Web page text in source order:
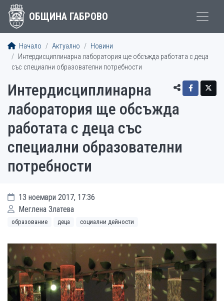
ОБЩИНА ГАБРОВО
Начало Актуално
Новини
Интердисциплинарна лаборатория ще обсъжда работата с деца
със специални образователни потребности
Интердисциплинарна
лаборатория ще обсъжда
работата с деца със
специални образователни
потребности
13 ноември 2017, 17:36
Меглена Златева
образование деца социални дейности